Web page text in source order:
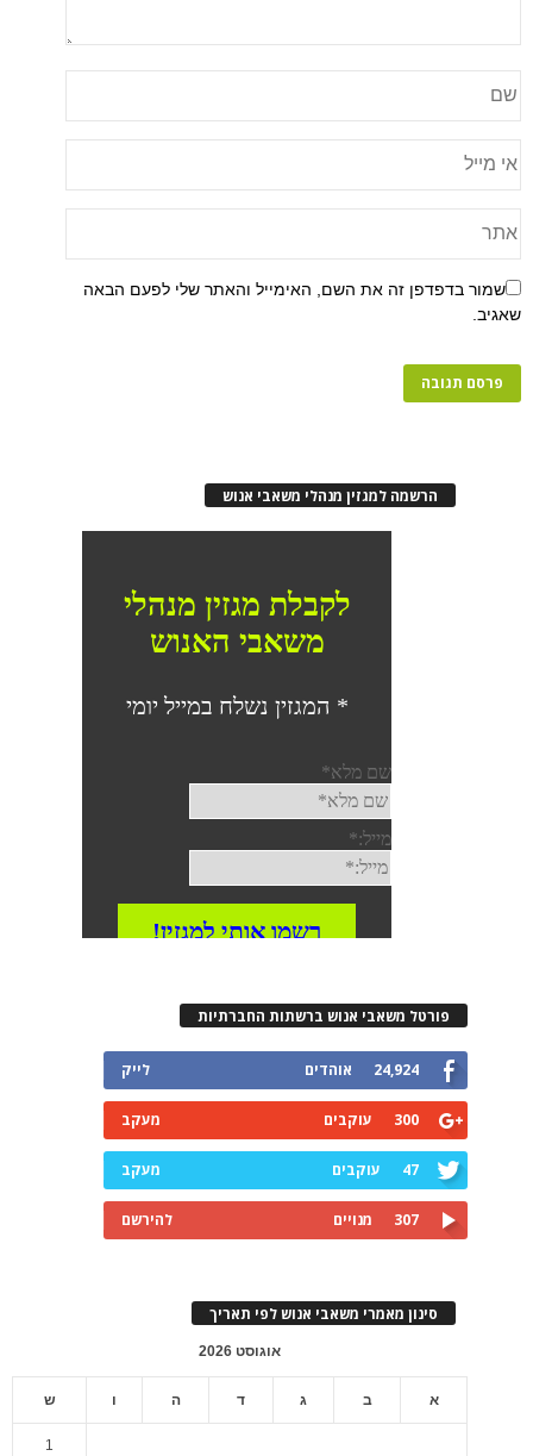
שמור בדפדפן זה את השם, האימייל והאתר שלי לפעם הבאה
שאגיב.
הרשמה למגזין מנהלי משאבי אנוש
פורטל משאבי אנוש ברשתות החברתיות
24,924 אוהדים לייק
300 עוקבים מעקב
47 עוקבים מעקב
307 מנויים להירשם
סינון מאמרי משאבי אנוש לפי תאריך
אוגוסט 2026
א ב ג ד ה ו ש
1